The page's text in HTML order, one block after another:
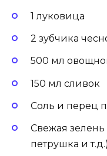
1 луковица
2 зубчика
500 мл
150 мл сливок
Соль и перец
Свежая
петрушка и т.д.)